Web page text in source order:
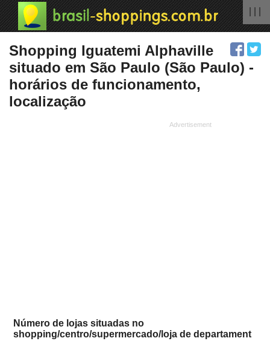
Shopping Iguatemi Alphaville
situado em São Paulo (São Paulo) -
horários de funcionamento,
localização
Número de lojas situadas no
shopping/centro/supermercado/loja de departament